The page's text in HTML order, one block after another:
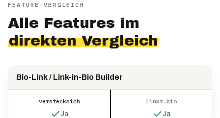
FEATURE-VERGLEICH
Alle Features im
direkten Vergleich
Bio-Link / Link-in-Bio Builder
versteckmich
Ja
Linkr.bio
Ja